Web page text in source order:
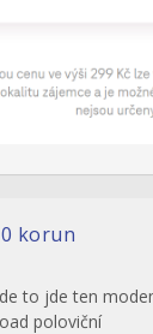
korun
to jde ten
poloviční